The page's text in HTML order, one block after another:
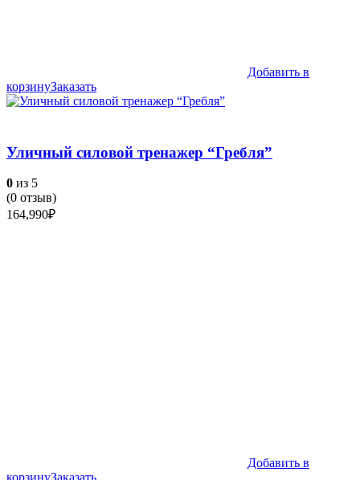
Добавить в
корзинуЗаказать
Уличный силовой тренажер “Гребля”
0 из 5
(0 отзыв)
164,990₽
Добавить в